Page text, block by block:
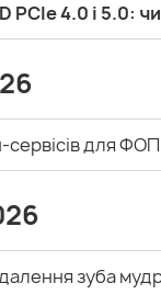
PCIe 4.0 і 5.0:
для
зуба